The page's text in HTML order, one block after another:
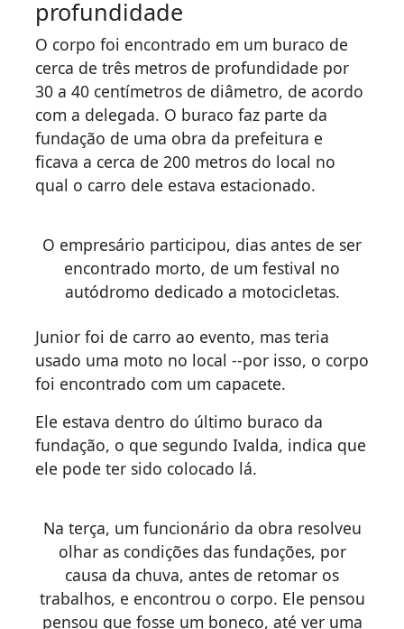
profundidade
O corpo foi encontrado em um buraco de
cerca de três metros de profundidade por
30 a 40 centímetros de diâmetro, de acordo
com a delegada. O buraco faz parte da
fundação de uma obra da prefeitura e
ficava a cerca de 200 metros do local no
qual o carro dele estava estacionado.
O empresário participou, dias antes de ser
encontrado morto, de um festival no
autódromo dedicado a motocicletas.
Junior foi de carro ao evento, mas teria
usado uma moto no local --por isso, o corpo
foi encontrado com um capacete.
Ele estava dentro do último buraco da
fundação, o que segundo Ivalda, indica que
ele pode ter sido colocado lá.
Na terça, um funcionário da obra resolveu
olhar as condições das fundações, por
causa da chuva, antes de retomar os
trabalhos, e encontrou o corpo. Ele pensou
pensou que fosse um boneco, até ver uma